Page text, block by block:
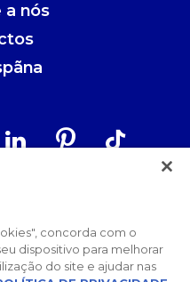
a nós
concorda com o
dispositivo para melhorar
do site e ajudar nas